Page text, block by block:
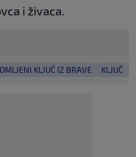
i živaca.
KLJUČ IZ BRAVE KLJUČ